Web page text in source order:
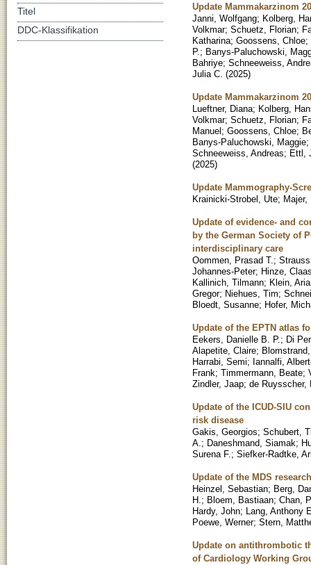
Update Mammakarzinom
Janni, Wolfgang; Kolberg,
Volkmar; Schuetz, Florian;
Katharina; Goossens, Chloe;
P. ; Banys-Paluchowski,
Bahriye; Schneeweiss,
Julia C. (2025)
Update Mammakarzinom
Lueftner, Diana; Kolberg,
Volkmar; Schuetz, Florian;
Manuel; Goossens, Chloe;
Banys-Paluchowski, Maggie;
Schneeweiss, Andreas; Ettl,
(2025)
Update Mammography-
Krainicki-Strobel, Ute; Majer,
Update of evidence- and
by the German Society of
interdisciplinary care
Oommen, Prasad T. ;
Johannes-Peter; Hinze,
Kallinich, Tilmann; Klein,
Gregor; Niehues, Tim;
Bloedt, Susanne; Hofer,
Update of the EPTN atlas
Eekers, Danielle B. P. ; Di
Alapetite, Claire;
Harrabi, Semi; Iannalfi,
Frank; Timmermann, Beate;
Zindler, Jaap; de Ruysscher,
Update of the ICUD-SIU
risk disease
Gakis, Georgios; Schubert,
A. ; Daneshmand, Siamak;
Surena F. ; Siefker-Radtke,
Update of the MDS
Heinzel, Sebastian; Berg,
H. ; Bloem, Bastiaan; Chan,
Hardy, John; Lang, Anthony
Poewe, Werner; Stern,
Update on antithrombotic
of Cardiology Working
Titel
DDC-Klassifikation